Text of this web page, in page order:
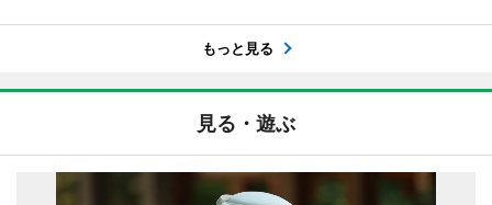
もっと見る
見る・遊ぶ